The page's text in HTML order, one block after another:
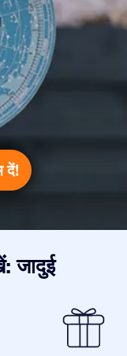
दें!
जादुई